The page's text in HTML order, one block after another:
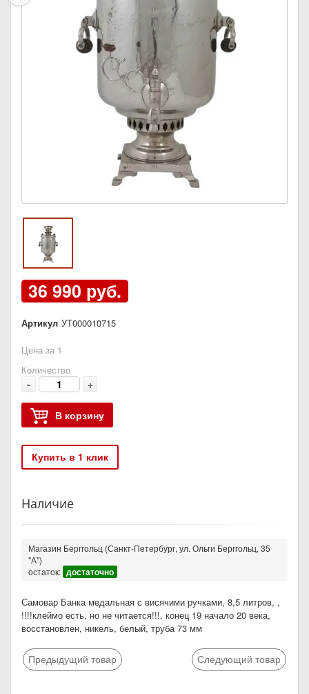
36 990 руб.
Артикул УТ000010715
Цена за 1
Количество
- +
В корзину
Купить в 1 клик
Наличие
Магазин Берггольц (Санкт-Петербург, ул. Ольги Берггольц, 35
"А")
остаток: достаточно
Самовар Банка медальная с висячими ручками, 8,5 литров, ,
!!!!клеймо есть, но не читается!!!, конец 19 начало 20 века,
восстановлен, никель, белый, труба 73 мм
Предыдущий товар Следующий товар